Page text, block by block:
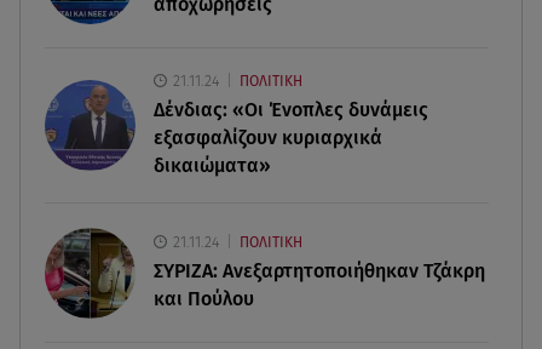
γάμου της
09.08.26 , 11:12
Αλέξανδρος Τσουβέλας για Εύα Καρύδη: «Θα το
έκανα 500 φορές»
Μπαμπάς για δεύτερη φορά ο Γιάννης
Κωνσταντέλιας
21.11.24 ΠΟΛΙΤΙΚΗ
Δένδιας: «Οι Ένοπλες δυνάμεις
εξασφαλίζουν κυριαρχικά
δικαιώματα»
21.11.24 ΠΟΛΙΤΙΚΗ
ΣΥΡΙΖΑ: Ανεξαρτητοποιήθηκαν Τζάκρη
και Πούλου